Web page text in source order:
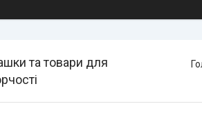
та товари для